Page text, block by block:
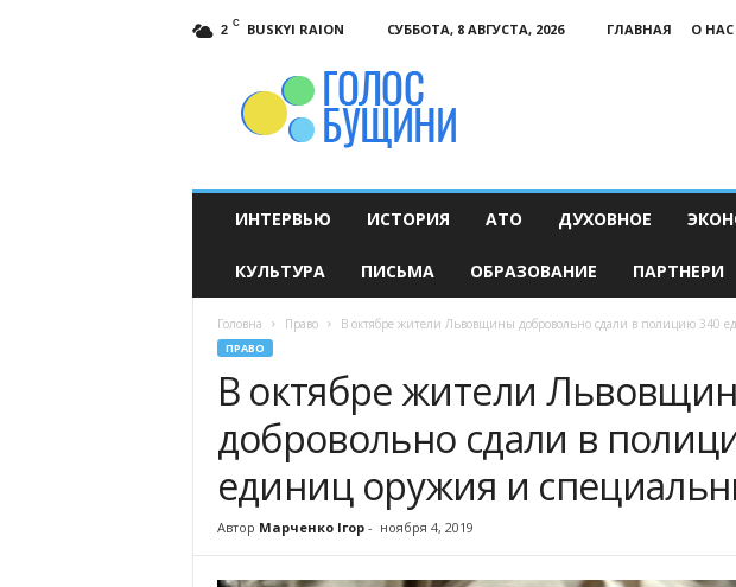
2 C BUSKYI RAION СУББОТА, 8 АВГУСТА, 2026 ГЛАВНАЯ
О НАС
ИНТЕРВЬЮ ИСТОРИЯ АТО ДУХОВНОЕ
КУЛЬТУРА ПИСЬМА ОБРАЗОВАНИЕ ПАРТНЕРИ
Головна Право В октябре жители Львовщины добровольно сдали в полицию 340
ПРАВО
В октябре жители
добровольно сдали в
единиц оружия и
Автор Марченко Ігор- ноября 4, 2019